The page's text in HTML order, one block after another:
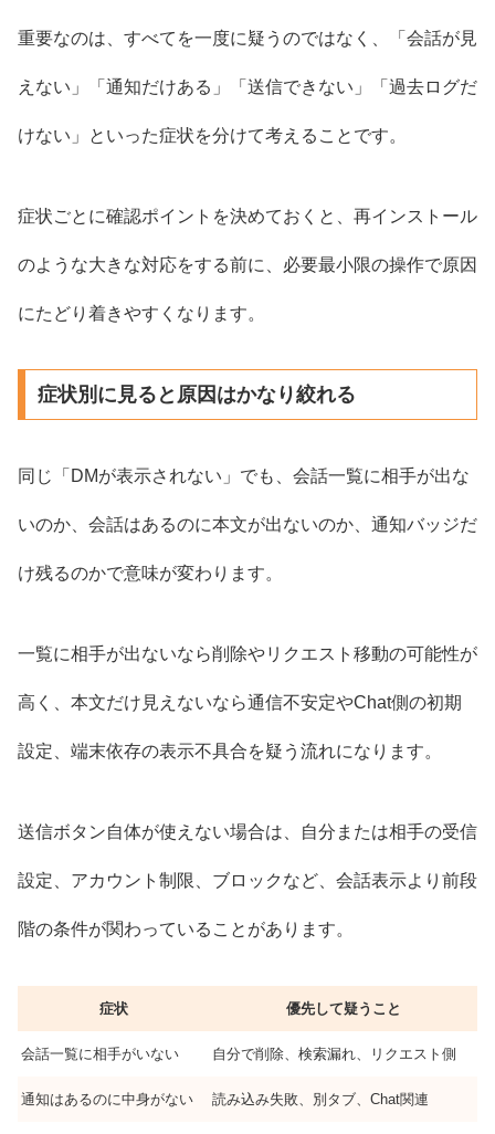
重要なのは、すべてを一度に疑うのではなく、「会話が見
えない」「通知だけある」「送信できない」「過去ログだ
けない」といった症状を分けて考えることです。
症状ごとに確認ポイントを決めておくと、再インストール
のような大きな対応をする前に、必要最小限の操作で原因
にたどり着きやすくなります。
症状別に見ると原因はかなり絞れる
同じ「DMが表示されない」でも、会話一覧に相手が出な
いのか、会話はあるのに本文が出ないのか、通知バッジだ
け残るのかで意味が変わります。
一覧に相手が出ないなら削除やリクエスト移動の可能性が
高く、本文だけ見えないなら通信不安定やChat側の初期
設定、端末依存の表示不具合を疑う流れになります。
送信ボタン自体が使えない場合は、自分または相手の受信
設定、アカウント制限、ブロックなど、会話表示より前段
階の条件が関わっていることがあります。
症状 優先して疑うこと
会話一覧に相手がいない 自分で削除、検索漏れ、リクエスト側
通知はあるのに中身がない 読み込み失敗、別タブ、Chat関連